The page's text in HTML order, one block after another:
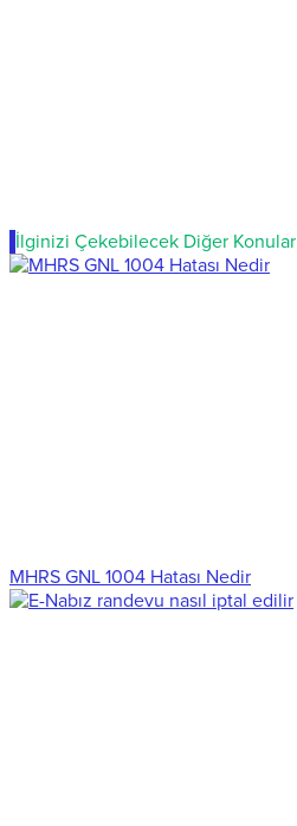
İlginizi Çekebilecek Diğer Konular
MHRS GNL 1004 Hatası Nedir